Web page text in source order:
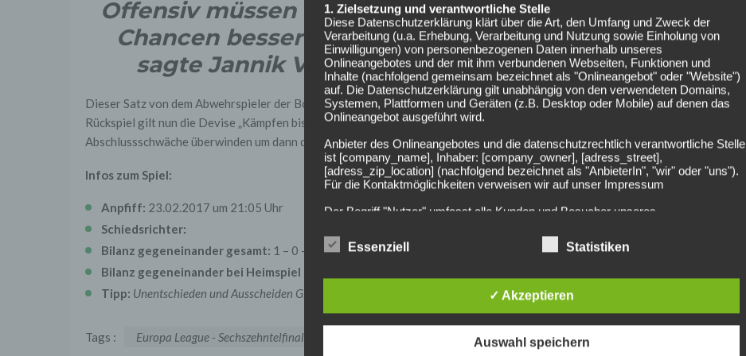
Offensiv müssen wir effektiver sein und unsere
Chancen besser nutzen.–
sagte Jannik Vestergaard bei Borussia.de
Dieser Satz von dem Abwehrspieler der Borussen beschreibt am besten was am Donnerstag zählt. Denn für das
Rückspiel gilt nun die Devise „Kämpfen bis zum Ende“. Gladbach muss sich auf seine Stärken besinnen und seine
Abschlussschwäche überwinden um dann doch noch in die nächste Runde am 9.März einzuziehen.
Infos zum Spiel:
Anpfiff: 23.02.2017 um 21:05 Uhr
Schiedsrichter:
Bilanz gegeneinander gesamt: 1 – 0 – 0 bei 1:0 Toren
Bilanz gegeneinander bei Heimspiel Florenz:
Tipp: Unentschieden und Ausscheiden Gladbach
Tags : Europa League - Sechszehntelfinale Rückspiel - Saison 2016/2017
1. Zielsetzung und verantwortliche Stelle
Diese Datenschutzerklärung klärt über die Art, den Umfang und Zweck der
Verarbeitung (u.a. Erhebung, Verarbeitung und Nutzung sowie Einholung von
Einwilligungen) von personenbezogenen Daten innerhalb unseres
Onlineangebotes und der mit ihm verbundenen Webseiten, Funktionen und
Inhalte (nachfolgend gemeinsam bezeichnet als "Onlineangebot" oder "Website")
auf. Die Datenschutzerklärung gilt unabhängig von den verwendeten Domains,
Systemen, Plattformen und Geräten (z.B. Desktop oder Mobile) auf denen das
Onlineangebot ausgeführt wird.
Anbieter des Onlineangebotes und die datenschutzrechtlich verantwortliche Stelle
ist [company_name], Inhaber: [company_owner], [adress_street],
[adress_zip_location] (nachfolgend bezeichnet als "AnbieterIn", "wir" oder "uns").
Für die Kontaktmöglichkeiten verweisen wir auf unser Impressum
Der Begriff "Nutzer" umfasst alle Kunden und Besucher unseres
geschlechtsneutral zu verstehen.
Wir verarbeiten personenbezogene Daten der Nutzer nur unter Einhaltung der
einschlägigen Datenschutzbestimmungen entsprechend den Geboten der
Datensparsamkeit- und Datenvermeidung. Das bedeutet die Daten der Nutzer
erforderlich, bzw. gesetzlich vorgeschrieben sind oder beim Vorliegen einer
Essenziell Statistiken
✓ Akzeptieren
Auswahl speichern